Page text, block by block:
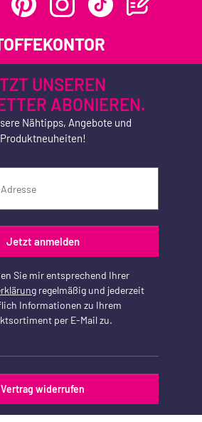
UNSEREN
ABONIEREN.
Nähtipps, Angebote und
Produktneuheiten!
Jetzt anmelden
Sie mir entsprechend Ihrer
regelmäßig und jederzeit
Informationen zu Ihrem
per E-Mail zu.
Vertrag widerrufen